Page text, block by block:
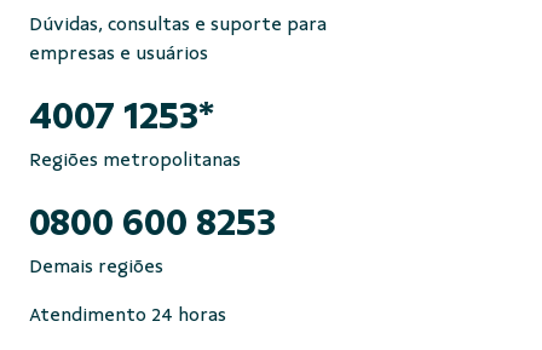
Dúvidas, consultas e suporte para
empresas e usuários
4007 1253*
Regiões metropolitanas
0800 600 8253
Demais regiões
Atendimento 24 horas